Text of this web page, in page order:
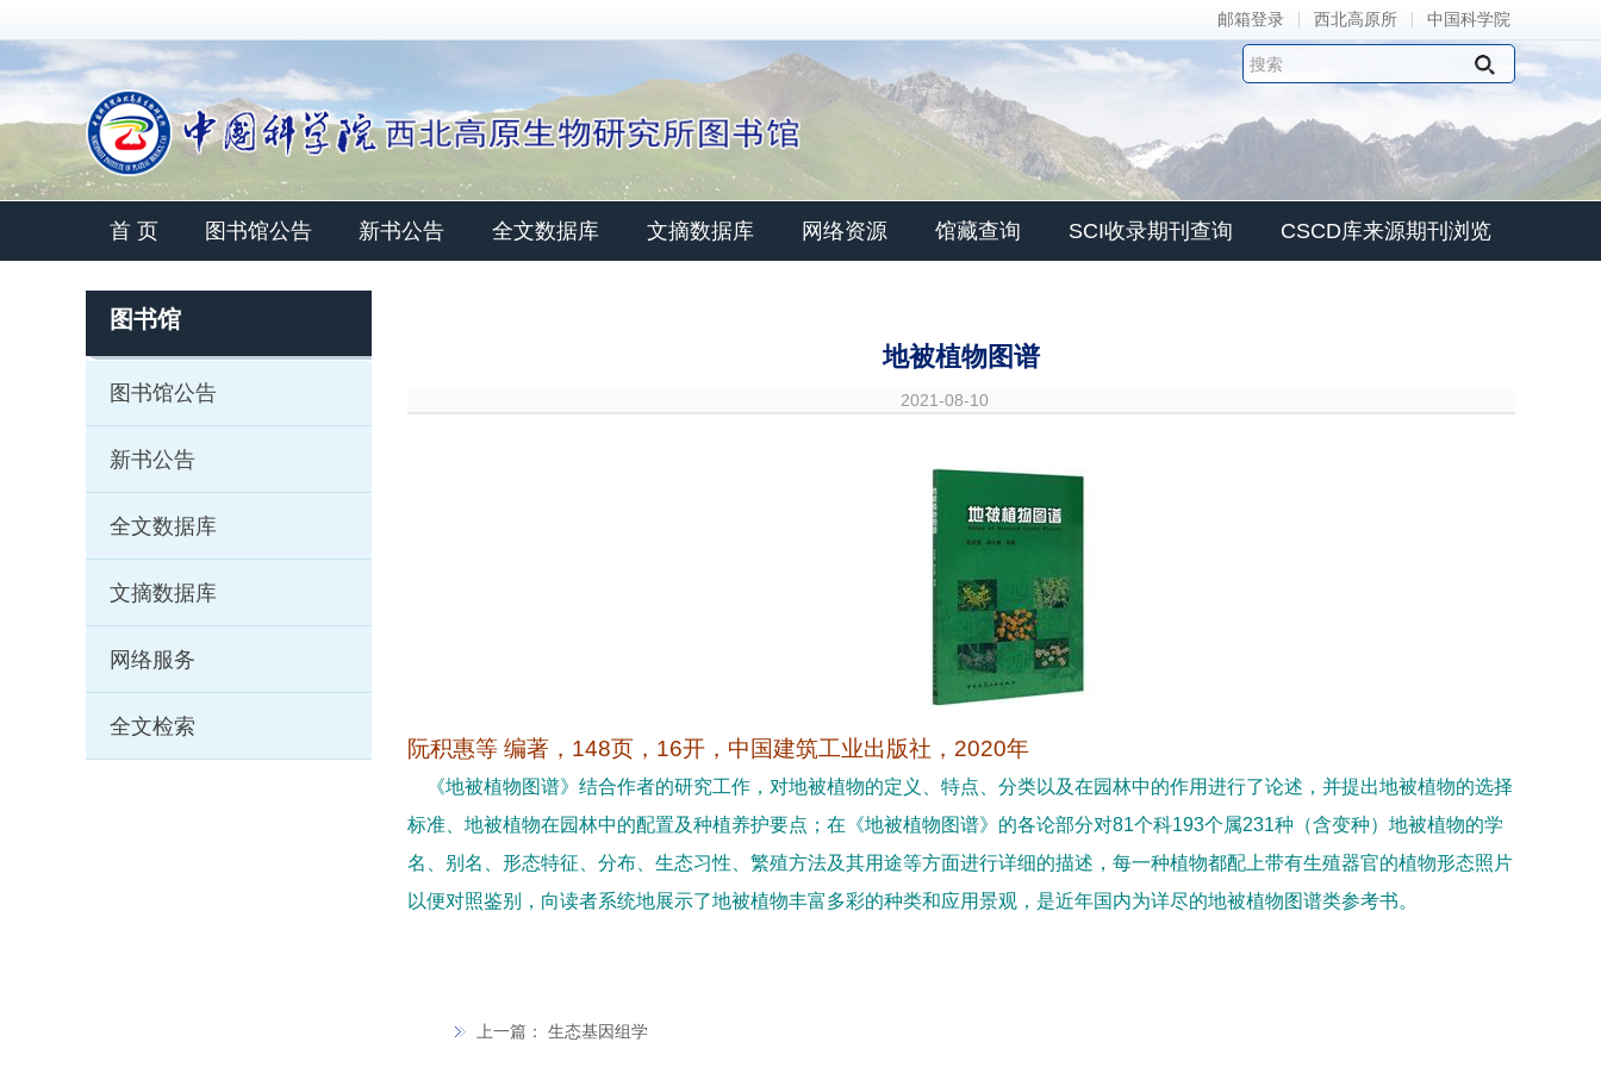
邮箱登录 西北高原所 中国科学院
首 页 图书馆公告 新书公告 全文数据库 文摘数据库 网络资源 馆藏查询 SCI收录期刊查询 CSCD库来源期刊浏览
图书馆
图书馆公告
新书公告
全文数据库
文摘数据库
网络服务
全文检索
地被植物图谱
2021-08-10
阮积惠等 编著， 148页， 16开，中国建筑工业出版社， 2020年
《地被植物图谱》结合作者的研究工作，对地被植物的定义、特点、分类以及在园林中的作用进行了论述，并提出地被植物的选择
标准、地被植物在园林中的配置及种植养护要点；在《地被植物图谱》的各论部分对81个科193个属231种（含变种）地被植物的学
名、别名、形态特征、分布、生态习性、繁殖方法及其用途等方面进行详细的描述，每一种植物都配上带有生殖器官的植物形态照片
以便对照鉴别，向读者系统地展示了地被植物丰富多彩的种类和应用景观，是近年国内为详尽的地被植物图谱类参考书。
上一篇： 生态基因组学